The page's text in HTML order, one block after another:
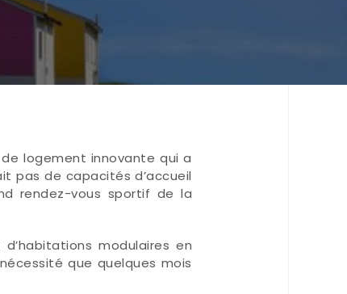
logement innovante qui a
pas de capacités d’accueil
rendez-vous sportif de la
modulaires en
que quelques mois